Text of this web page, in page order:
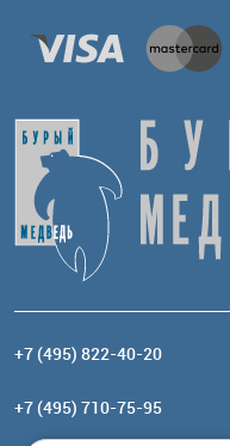
+7 (495) 822-40-20
+7 (495) 710-75-95